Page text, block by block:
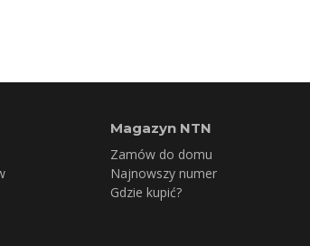
Magazyn NTN
Zamów do domu
Najnowszy numer
Gdzie kupić?